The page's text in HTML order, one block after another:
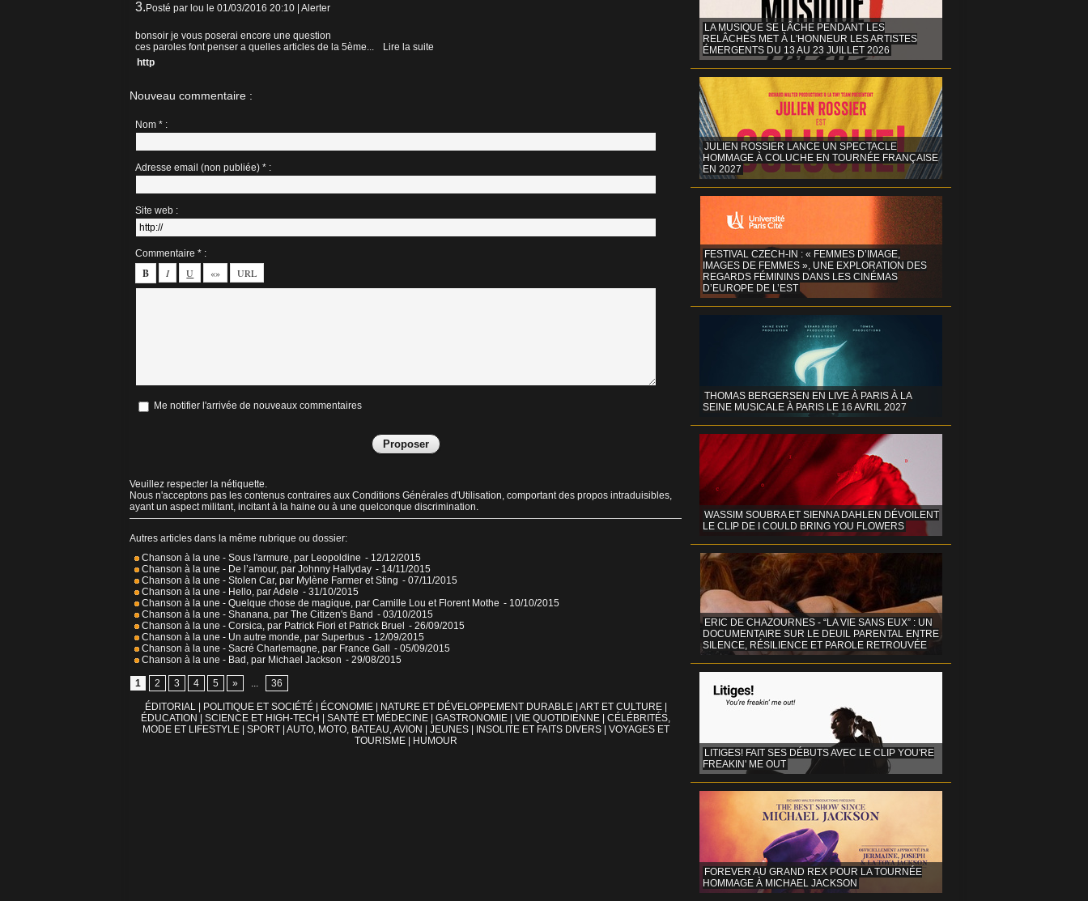
3.Posté par lou le 01/03/2016 20:10 | Alerter
bonsoir je vous poserai encore une question
ces paroles font penser a quelles articles de la 5ème...
Lire la suite
http
Nouveau commentaire :
Nom * :
Adresse email (non publiée) * :
Site web :
Commentaire * :
Me notifier l'arrivée de nouveaux commentaires
Veuillez respecter la nétiquette.
Nous n'acceptons pas les contenus contraires aux Conditions Générales d'Utilisation, comportant des propos intraduisibles,
ayant un aspect militant, incitant à la haine ou à une quelconque discrimination.
Autres articles dans la même rubrique ou dossier:
Chanson à la une - Sous l'armure, par Leopoldine - 12/12/2015
Chanson à la une - De l’amour, par Johnny Hallyday - 14/11/2015
Chanson à la une - Stolen Car, par Mylène Farmer et Sting - 07/11/2015
Chanson à la une - Hello, par Adele - 31/10/2015
Chanson à la une - Quelque chose de magique, par Camille Lou et Florent Mothe - 10/10/2015
Chanson à la une - Shanana, par The Citizen's Band - 03/10/2015
Chanson à la une - Corsica, par Patrick Fiori et Patrick Bruel
- 26/09/2015
Chanson à la une - Un autre monde, par Superbus - 12/09/2015
Chanson à la une - Sacré Charlemagne, par France Gall
- 05/09/2015
Chanson à la une - Bad, par Michael Jackson - 29/08/2015
1 2 3 4 5 » ... 36
ÉDITORIAL POLITIQUE ET SOCIÉTÉ ÉCONOMIE NATURE ET DÉVELOPPEMENT DURABLE ART ET CULTURE
ÉDUCATION
SCIENCE ET HIGH-TECH SANTÉ ET MÉDECINE GASTRONOMIE VIE QUOTIDIENNE
CÉLÉBRITÉS,
MODE ET LIFESTYLE
SPORT AUTO, MOTO, BATEAU, AVION JEUNES INSOLITE ET FAITS DIVERS
VOYAGES ET
TOURISME
HUMOUR
LA MUSIQUE SE LÂCHE PENDANT LES
RELÂCHES MET À L'HONNEUR LES ARTISTES
ÉMERGENTS DU 13 AU 23 JUILLET 2026
JULIEN ROSSIER LANCE UN SPECTACLE
HOMMAGE À COLUCHE EN TOURNÉE FRANÇAISE
EN 2027
FESTIVAL CZECH-IN : « FEMMES D’IMAGE,
IMAGES DE FEMMES », UNE EXPLORATION DES
REGARDS FÉMININS DANS LES CINÉMAS
D’EUROPE DE L’EST
THOMAS BERGERSEN EN LIVE À PARIS À LA
SEINE MUSICALE À PARIS LE 16 AVRIL 2027
WASSIM SOUBRA ET SIENNA DAHLEN DÉVOILENT
LE CLIP DE I COULD BRING YOU FLOWERS
ERIC DE CHAZOURNES - “LA VIE SANS EUX” : UN
DOCUMENTAIRE SUR LE DEUIL PARENTAL ENTRE
SILENCE, RÉSILIENCE ET PAROLE RETROUVÉE
LITIGES! FAIT SES DÉBUTS AVEC LE CLIP YOU'RE
FREAKIN' ME OUT
FOREVER AU GRAND REX POUR LA TOURNÉE
HOMMAGE À MICHAEL JACKSON